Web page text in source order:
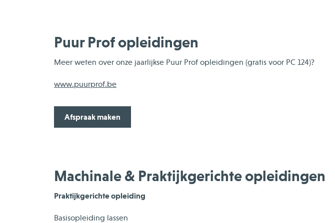
Puur Prof opleidingen
Meer weten over onze jaarlijkse Puur Prof opleidingen (gratis voor PC 124)?
www.puurprof.be
Afspraak maken
Machinale & Praktijkgerichte opleidingen
Praktijkgerichte opleiding
Basisopleiding lassen